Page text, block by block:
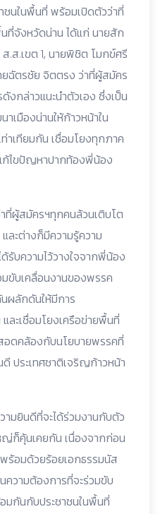
ชนในพื้นที่ พร้อมเปิดตัวว่าที่
ที่จังหวัดน่าน ได้แก่ นายสัก
ส.เขต 1, นายพิชิต โมกข์ศรี
ยฉัตรชัย จิตตรง ว่าที่ผู้สมัคร
งกล่าวแนะนำตัวเอง ซึ่งเป็น
เมืองน่านให้ก้าวหน้าใน
าเทียมกัน เชื่อมโยงทุกภาค
ไขปัญหาปากท้องพี่น้อง
ที่ผู้สมัครฯทุกคนล้วนเติบโต
ละต่างก็มีความรู้ความ
รับความไว้วางใจจากพี่น้อง
มขับเคลื่อนงานของพรรค
ผลักดันให้มีการ
ะเชื่อมโยงเครือข่ายพื้นที่
อดคล้องกับนโยบายพรรคที่
ประเทศชาติเจริญก้าวหน้า
มยินดีที่จะได้ร่วมงานกับตัว
ก็คุ้นเคยกัน เนื่องจากก่อน
ร้อมด้วยร้อยเอกธรรมนัส
ความต้องการที่จะร่วมขับ
กันกับประชาชนในพื้นที่